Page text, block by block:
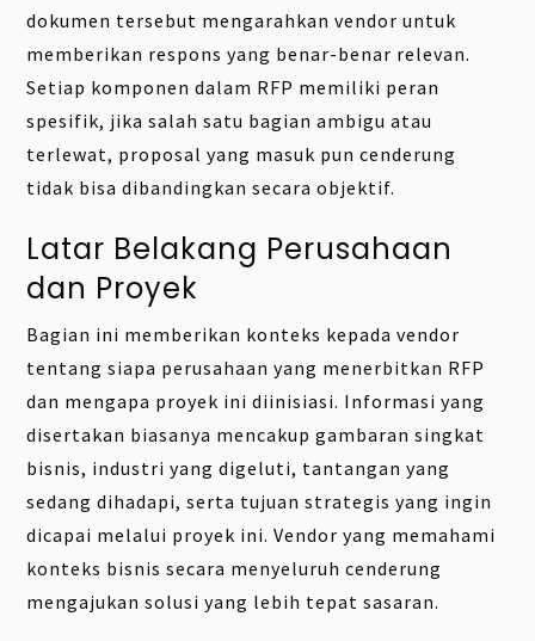
dokumen tersebut mengarahkan vendor untuk
memberikan respons yang benar-benar relevan.
Setiap komponen dalam RFP memiliki peran
spesifik, jika salah satu bagian ambigu atau
terlewat, proposal yang masuk pun cenderung
tidak bisa dibandingkan secara objektif.
Latar Belakang Perusahaan
dan Proyek
Bagian ini memberikan konteks kepada vendor
tentang siapa perusahaan yang menerbitkan RFP
dan mengapa proyek ini diinisiasi. Informasi yang
disertakan biasanya mencakup gambaran singkat
bisnis, industri yang digeluti, tantangan yang
sedang dihadapi, serta tujuan strategis yang ingin
dicapai melalui proyek ini. Vendor yang memahami
konteks bisnis secara menyeluruh cenderung
mengajukan solusi yang lebih tepat sasaran.